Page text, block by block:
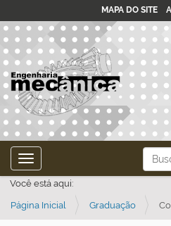
MAPA DO SITE
Toggle navigation
Você está aqui:
Página Inicial Graduação